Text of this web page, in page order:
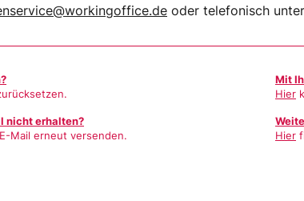
oder telefonisch
nicht erhalten?
Mail erneut versenden.
Mit
Hier
Hier